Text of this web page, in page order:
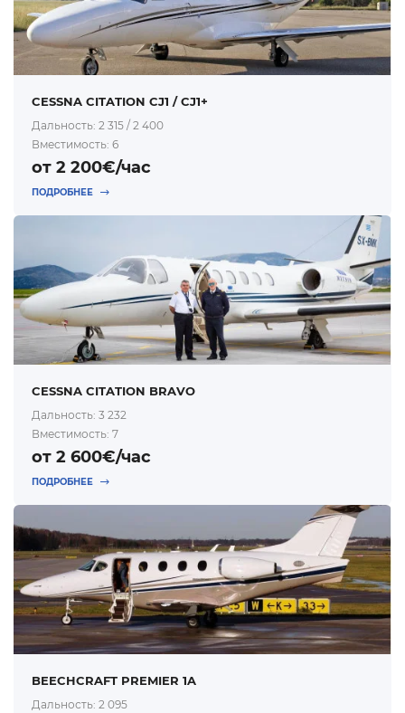
CESSNA CITATION CJ1 / CJ1+
Дальность: 2 315 / 2 400
Вместимость: 6
от 2 200€/час
ПОДРОБНЕЕ
CESSNA CITATION BRAVO
Дальность: 3 232
Вместимость: 7
от 2 600€/час
ПОДРОБНЕЕ
BEECHCRAFT PREMIER 1A
Дальность: 2 095